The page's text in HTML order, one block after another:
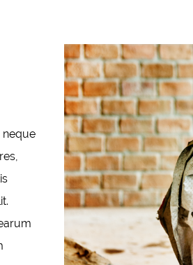
neque